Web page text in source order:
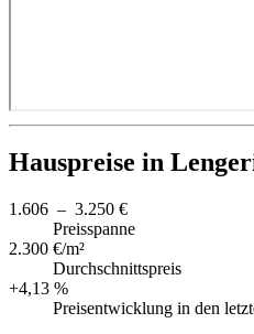
Hauspreise in
1.606 – 3.250 €
Preisspanne
2.300 €/m²
Durchschnittspreis
+4,13 %
Preisentwicklung in den